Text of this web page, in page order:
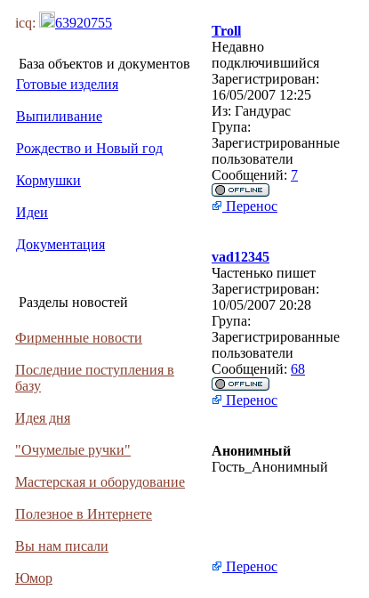
icq: 63920755
База объектов и документов
Готовые изделия
Выпиливание
Рождество и Новый год
Кормушки
Идеи
Документация
Разделы новостей
Фирменные новости
Последние поступления в
базу
Идея дня
"Очумелые ручки"
Мастерская и оборудование
Полезное в Интернете
Вы нам писали
Юмор
Troll
Недавно
подключившийся
Зарегистрирован:
16/05/2007 12:25
Из: Гандурас
Група:
Зарегистрированные
пользователи
Сообщений: 7
Перенос
vad12345
Частенько пишет
Зарегистрирован:
10/05/2007 20:28
Група:
Зарегистрированные
пользователи
Сообщений: 68
Перенос
Анонимный
Гость_Анонимный
Перенос